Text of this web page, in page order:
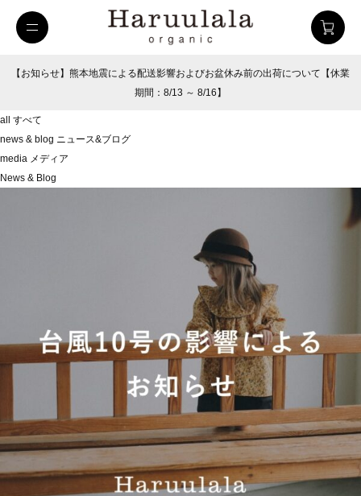
26SUMMER
【お知らせ】熊本地震による配送影響およびお盆休み前の出荷について【休業
期間：8/13 ～ 8/16】
all
すべて
news & blog ニュース&ブログ
media メディア
News & Blog